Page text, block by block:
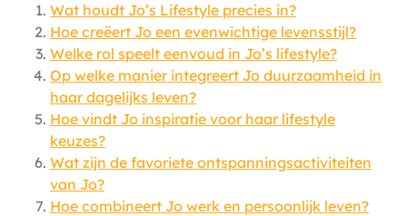
Wat houdt Jo’s Lifestyle precies in?
Hoe creëert Jo een evenwichtige levensstijl?
Welke rol speelt eenvoud in Jo’s lifestyle?
Op welke manier integreert Jo duurzaamheid in
haar dagelijks leven?
Hoe vindt Jo inspiratie voor haar lifestyle
keuzes?
Wat zijn de favoriete ontspanningsactiviteiten
van Jo?
Hoe combineert Jo werk en persoonlijk leven?